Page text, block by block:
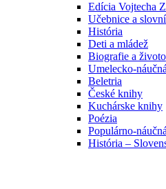
Edícia Vojtecha
Učebnice a
História
Deti a mládež
Biografie a
Umelecko-
Beletria
České knihy
Kuchárske knihy
Poézia
Populárno-
História –